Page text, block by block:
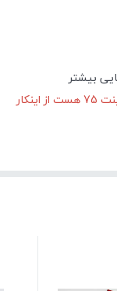
بیشتر
حواست باشه فنرداره و مثلا اگر سایز سینت 75 هست از اینکار